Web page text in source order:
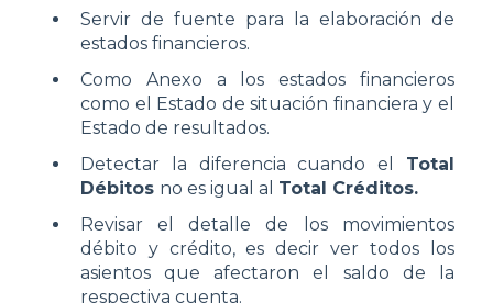
Servir de fuente para la elaboración de
estados financieros.
Como Anexo a los estados financieros
como el Estado de situación financiera y el
Estado de resultados.
Detectar la diferencia cuando el Total
Débitos no es igual al Total Créditos.
Revisar el detalle de los movimientos
débito y crédito, es decir ver todos los
asientos que afectaron el saldo de la
respectiva cuenta.